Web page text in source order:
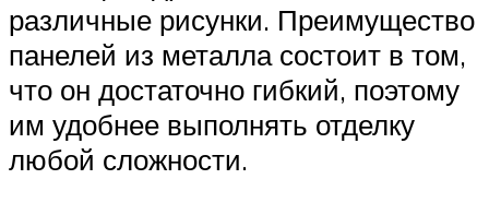
различные рисунки. Преимущество
панелей из металла состоит в том,
что он достаточно гибкий, поэтому
им удобнее выполнять отделку
любой сложности.